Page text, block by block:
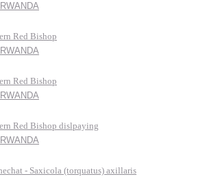
Red Bishop
Red Bishop
Red Bishop dislpaying
- Saxicola (torquatus) axillaris